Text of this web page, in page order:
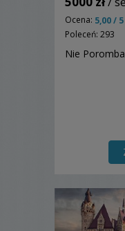
Ocena: 5,00 / 5
Poleceń: 293
Nie